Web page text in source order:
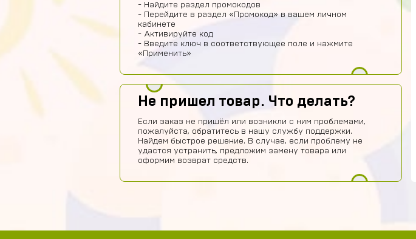
- Найдите раздел промокодов
- Перейдите в раздел «Промокод» в вашем личном
кабинете
- Активируйте код
- Введите ключ в соответствующее поле и нажмите
«Применить»
Не пришел товар. Что делать?
Если заказ не пришёл или возникли с ним проблемами,
пожалуйста, обратитесь в нашу службу поддержки.
Найдем быстрое решение. В случае, если проблему не
удастся устранить, предложим замену товара или
оформим возврат средств.